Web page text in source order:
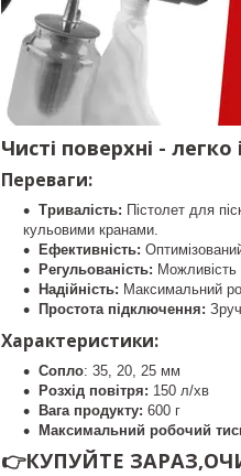
Чисті поверхні -
Переваги:
Тривалість: Пістолет для
кульовими кранами.
Ефективність:
Регульованість: Можливість
Надійність: Максимальний
Простота підключення:
Характеристики:
Сопло: 35, 20, 25 мм
Розхід повітря: 150 л/хв
Вага продукту: 600 г
Максимальний робочий
👉КУПУЙТЕ